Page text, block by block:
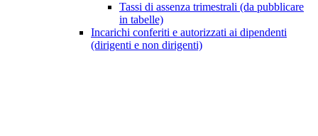
Tassi di assenza trimestrali (da pubblicare
in tabelle)
Incarichi conferiti e autorizzati ai dipendenti
(dirigenti e non dirigenti)